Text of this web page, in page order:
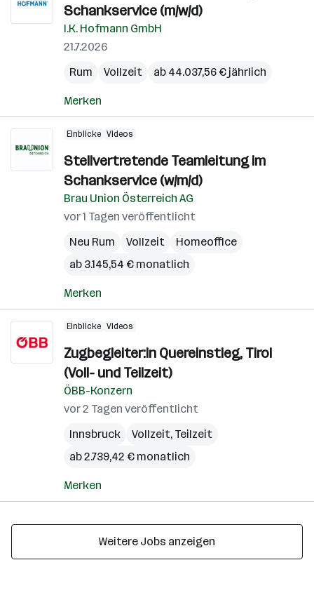
Schankservice (m/w/d)
I.K. Hofmann GmbH
21.7.2026
Rum
Vollzeit ab 44.037,56 € jährlich
Merken
Einblicke Videos
Stellvertretende Teamleitung im
Schankservice (w/m/d)
Brau Union Österreich AG
vor 1 Tagen veröffentlicht
Neu Rum
Vollzeit
Homeoffice
ab 3.145,54 € monatlich
Merken
Einblicke Videos
Zugbegleiter:in Quereinstieg, Tirol
(Voll- und Teilzeit)
ÖBB-Konzern
vor 2 Tagen veröffentlicht
Innsbruck
Vollzeit, Teilzeit
ab 2.739,42 € monatlich
Merken
Weitere Jobs anzeigen